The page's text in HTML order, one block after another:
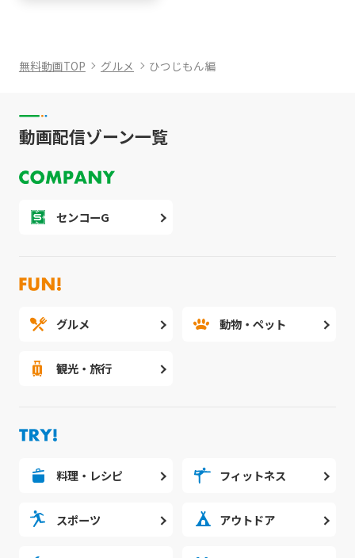
無料動画TOP グルメ ひつじもん編
動画配信ゾーン一覧
センコーG
グルメ 動物・ペット
観光・旅行
料理・レシピ フィットネス
スポーツ アウトドア